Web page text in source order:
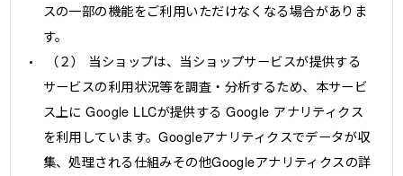
スの一部の機能をご利用いただけなくなる場合がありま
す。
（２） 当ショップは、当ショップサービスが提供する
サービスの利用状況等を調査・分析するため、本サービ
ス上に Google LLCが提供する Google アナリティクス
を利用しています。Googleアナリティクスでデータが収
集、処理される仕組みその他Googleアナリティクスの詳